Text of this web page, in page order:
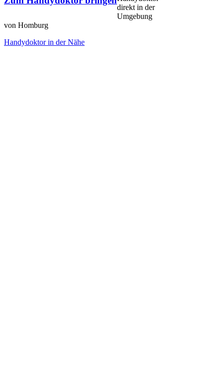
direkt in der
Umgebung
von Homburg
Handydoktor in der Nähe